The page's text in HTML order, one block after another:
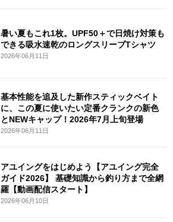
暑い夏もこれ1枚。UPF50＋で日焼け対策も
できる吸水速乾のロングスリーブTシャツ
2026年06月11日
基本性能を追及した新作スティックベイト
に、この夏に使いたい定番クランクの新色
とNEWキャップ！2026年7月上旬登場
2026年06月11日
アユイングをはじめよう【アユイング完全
ガイド2026】 基礎知識から釣り方まで全網
羅【動画配信スタート】
2026年06月10日